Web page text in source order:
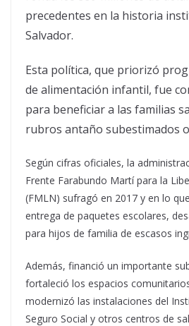
precedentes en la historia
Salvador.
Esta política, que priorizó
de alimentación infantil, fue
para beneficiar a las familias
rubros antaño subestimados
Según cifras oficiales, la
Frente Farabundo Martí para la
(FMLN) sufragó en 2017 y en lo
entrega de paquetes escolares,
para hijos de familia de escasos
Además, financió un importante
fortaleció los espacios
modernizó las instalaciones del
Seguro Social y otros centros de